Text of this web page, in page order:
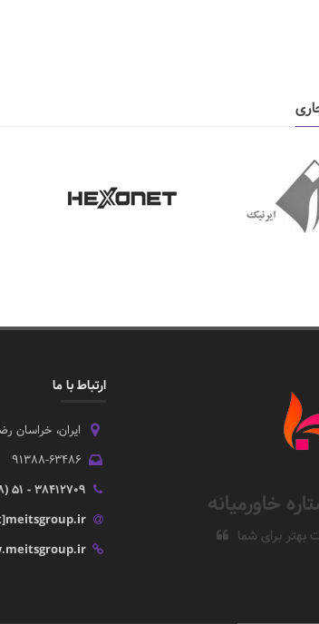
خاورمیانه
بهتر برای شما
ارتباط با ما
ایران، خراسان
91388-63486
51 - 38412709